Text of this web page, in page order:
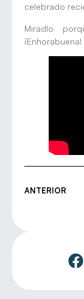
celebrado
Miradlo
¡Enhorabuena!
ANTERIOR